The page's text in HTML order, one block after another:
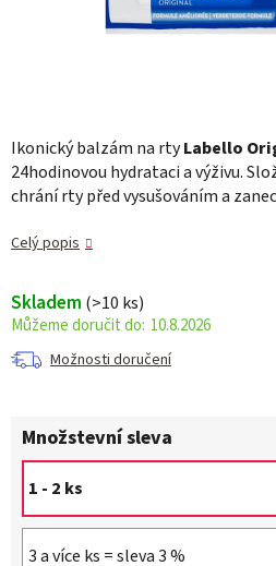
Ikonický balzám na rtyLabello
24hodinovou hydrataci a výživu.
chrání rty před vysušováním a
Celý popis
Skladem (>10 ks)
10.8.2026
Možnosti doručení
Množstevní sleva
1 - 2 ks
3 a více ks = sleva 3 %